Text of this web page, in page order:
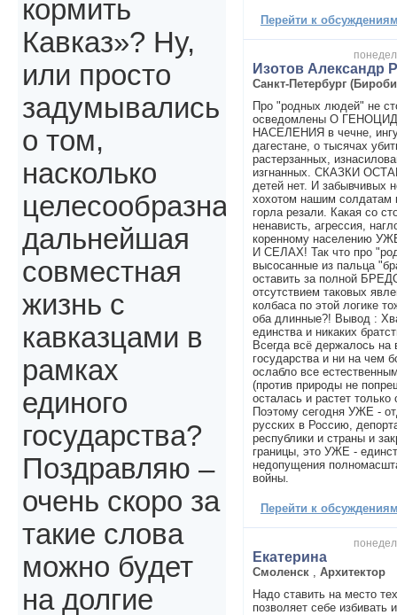
Перейти к
Изотов Александр
Санкт-Петербург
Про "родных людей" не
осведомлены О
НАСЕЛЕНИЯ в чечне,
дагестане, о тысячах
растерзанных,
изгнанных. СКАЗКИ
детей нет. И забывчивых
хохотом нашим солдатам
горла резали. Какая со
ненависть, агрессия,
коренному населению
И СЕЛАХ! Так что про
высосанные из пальца
оставить за полной
отсутствием таковых
колбаса по этой логике
оба длинные?! Вывод :
единства и никаких
Всегда всё держалось на
государства и ни на чем
ослабло все
(против природы не
осталась и растет
Поэтому сегодня УЖЕ -
русских в Россию,
республики и страны и
границы, это УЖЕ -
недопущения
войны.
Перейти к
Екатерина
Смоленск
Архитектор
Надо ставить на место
позволяет себе
кормить
Кавказ»? Ну,
или просто
задумывались
о том,
насколько
целесообразна
дальнейшая
совместная
жизнь с
кавказцами в
рамках
единого
государства?
Поздравляю –
очень скоро за
такие слова
можно будет
на долгие